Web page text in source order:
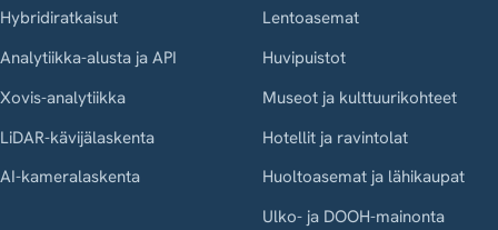
Hybridiratkaisut
Analytiikka-alusta ja API
Xovis-analytiikka
LiDAR-kävijälaskenta
AI-kameralaskenta
Lentoasemat
Huvipuistot
Museot ja kulttuurikohteet
Hotellit ja ravintolat
Huoltoasemat ja lähikaupat
Ulko- ja DOOH-mainonta